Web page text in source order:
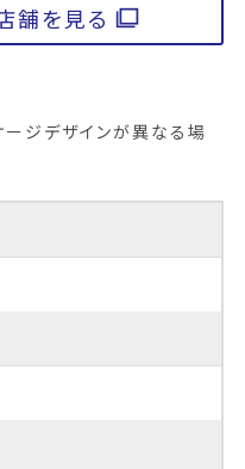
舗を見る
ジデザインが異なる場